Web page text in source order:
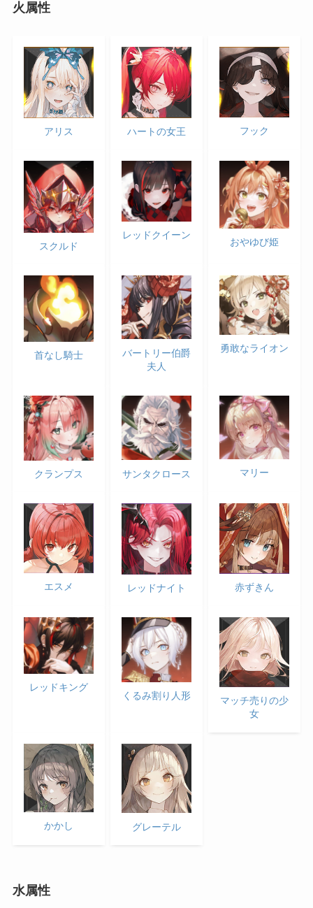
火属性
アリス ハートの女王 フック
スクルド
レッドクイーン
おやゆび姫
首なし騎士
バートリー伯爵
夫人
勇敢なライオン
クランプス サンタクロース マリー
エスメ レッドナイト 赤ずきん
レッドキング
くるみ割り人形
マッチ売りの少
女
かかし グレーテル
水属性